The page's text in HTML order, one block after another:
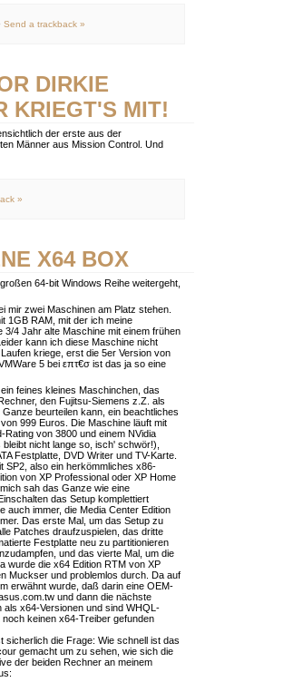
Send a trackback »
DIRKIE
KRIEGT'S MIT!
der erste aus der
Männer aus Mission Control. Und
»
X64 BOX
64-bit Windows Reihe weitergeht,
mir zwei Maschinen am Platz stehen.
1GB RAM, mit der ich meine
3/4 Jahr alte Maschine mit einem frühen
kann ich diese Maschine nicht
kriege, erst die 5er Version von
5 bei επτ€σ ist das ja so eine
feines kleines Maschinchen, das
den Fujitsu-Siemens z.Z. als
beurteilen kann, ein beachtliches
999 Euros. Die Maschine läuft mit
Rating von 3800 und einem NVidia
nicht lange so, isch' schwör!),
Festplatte, DVD Writer und TV-Karte.
SP2, also ein herkömmliches x86-
von XP Professional oder XP Home
sah das Ganze wie eine
das Setup komplettiert
auch immer, die Media Center Edition
Das erste Mal, um das Setup zu
Patches draufzuspielen, das dritte
Festplatte neu zu partitionieren
und das vierte Mal, um die
wurde die x64 Edition RTM von XP
Muckser und problemlos durch. Da auf
erwähnt wurde, daß darin eine OEM-
und dann die nächste
x64-Versionen und sind WHQL-
keinen x64-Treiber gefunden
die Frage: Wie schnell ist das
gemacht um zu sehen, wie sich die
der beiden Rechner an meinem